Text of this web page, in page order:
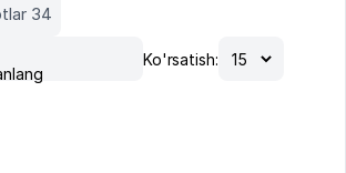
34
Ko'rsatish: